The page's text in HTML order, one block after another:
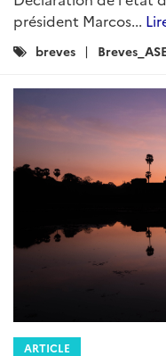
président Marcos...
Catégories
breves
ARTICLE